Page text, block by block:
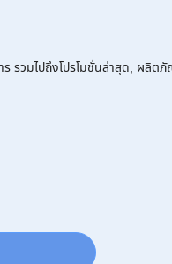
วมไปถึงโปรโมชั่นล่าสุด, ผลิตภั